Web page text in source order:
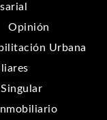
Opinión
Urbana
Singular